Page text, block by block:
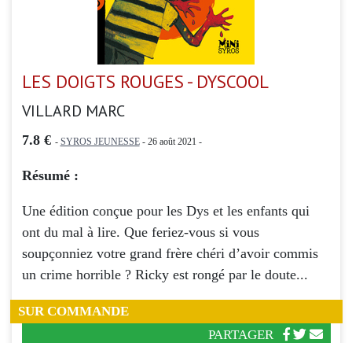
LES DOIGTS ROUGES - DYSCOOL
VILLARD MARC
7.8 € - SYROS JEUNESSE- 26 août 2021 -
Résumé :
Une édition conçue pour les Dys et les enfants qui
ont du mal à lire. Que feriez-vous si vous
soupçonniez votre grand frère chéri d’avoir commis
un crime horrible ? Ricky est rongé par le doute...
SUR COMMANDE
PARTAGER